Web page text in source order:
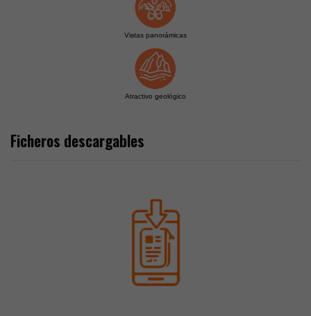
Vistas panorámicas
Atractivo geológico
Ficheros descargables